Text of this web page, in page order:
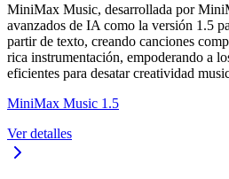
MiniMax Music, desarrollada por
avanzados de IA como la versión 1.5
partir de texto, creando canciones
rica instrumentación, empoderando a
eficientes para desatar creatividad
MiniMax Music 1.5
Ver detalles